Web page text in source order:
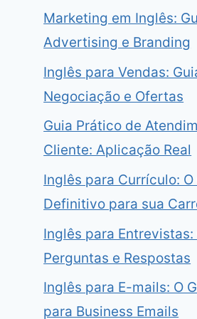
Marketing em Inglês:
Advertising e Branding
Inglês para Vendas:
Negociação e Ofertas
Guia Prático de
Cliente: Aplicação Real
Inglês para Currículo: O
Definitivo para sua
Inglês para Entrevistas:
Perguntas e Respostas
Inglês para E-mails: O
para Business Emails